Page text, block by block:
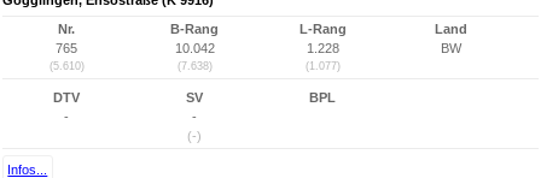
Nr.
765
(5.610)
B-Rang
10.042
(7.638)
L-Rang
1.228
(1.077)
Land
BW
DTV
-
SV
-
(-)
BPL
Infos...